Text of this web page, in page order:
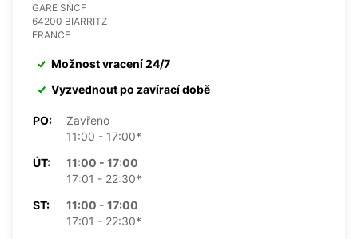
GARE SNCF
64200 BIARRITZ
FRANCE
Možnost vracení 24/7
Vyzvednout po zavírací době
PO:
Zavřeno
11:00 - 17:00*
ÚT:
11:00 - 17:00
17:01 - 22:30*
ST:
11:00 - 17:00
17:01 - 22:30*